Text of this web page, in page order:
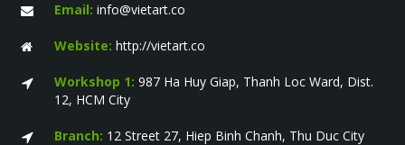
Email: info@vietart.co
Website: http://vietart.co
Workshop 1: 987 Ha Huy Giap, Thanh Loc Ward, Dist.
12, HCM City
Branch: 12 Street 27, Hiep Binh Chanh, Thu Duc City